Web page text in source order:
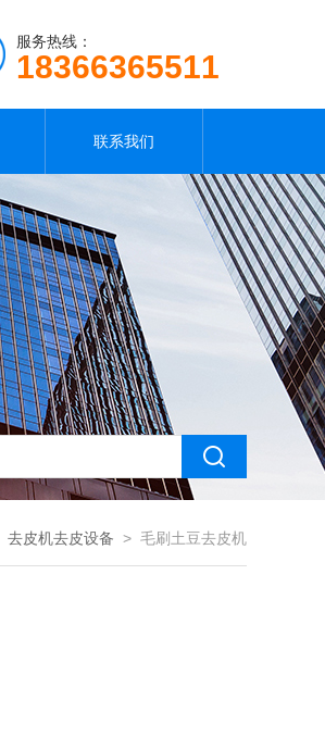
服务热线：
18366365511
联系我们
去皮机去皮设备 > 毛刷土豆去皮机